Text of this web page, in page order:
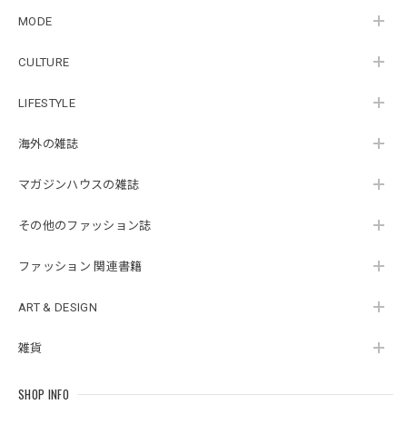
MODE
CULTURE
LIFESTYLE
海外の雑誌
マガジンハウスの雑誌
その他のファッション誌
ファッション 関連書籍
ART & DESIGN
雑貨
SHOP INFO